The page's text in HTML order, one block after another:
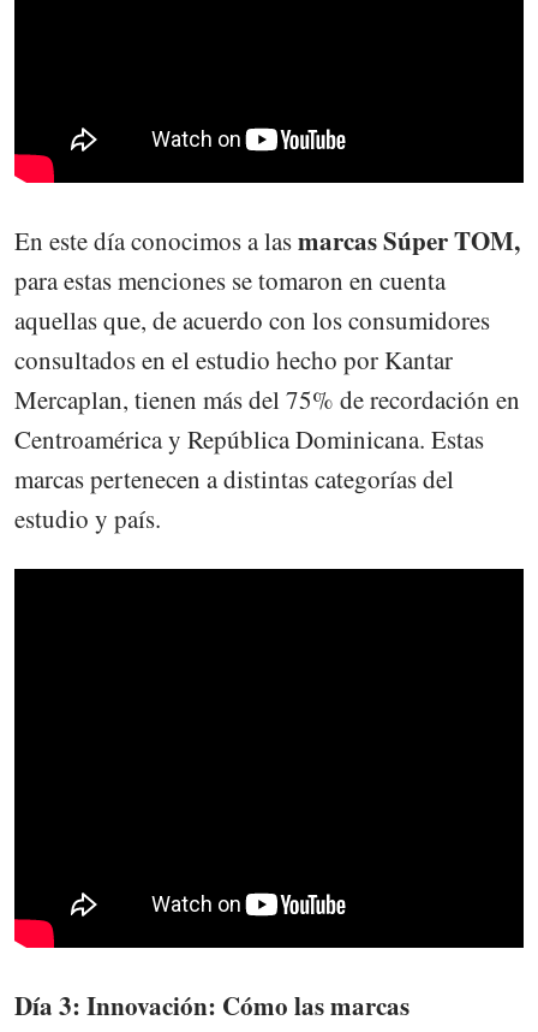
En este día conocimos a lasmarcas Súper TOM,
para estas menciones se tomaron en cuenta
aquellas que, de acuerdo con los consumidores
consultados en el estudio hecho por Kantar
Mercaplan, tienen más del 75% de recordación en
Centroamérica y República Dominicana. Estas
marcas pertenecen a distintas categorías del
estudio y país.
Día 3: Innovación: Cómo las marcas